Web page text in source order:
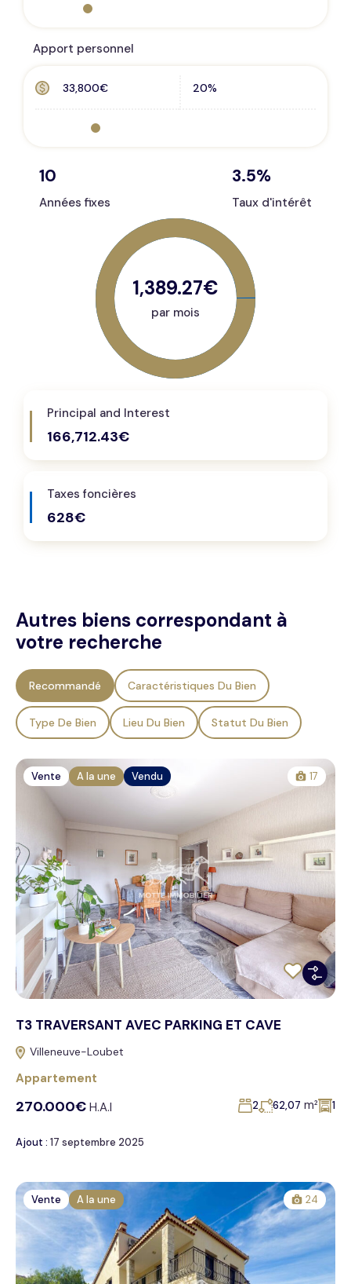
Apport personnel
10
Années fixes
3.5%
Taux d'intérêt
1,389.27€
par mois
Principal and Interest
166,712.43€
Taxes foncières
628€
Autres biens correspondant à
votre recherche
Recommandé Caractéristiques Du Bien
Type De Bien Lieu Du Bien Statut Du Bien
Vente A la une Vendu 17
T3 TRAVERSANT AVEC PARKING ET CAVE
Villeneuve-Loubet
Appartement
270.000€ H.A.I 2 62,07 m² 1
Ajout : 17 septembre 2025
Vente A la une 24